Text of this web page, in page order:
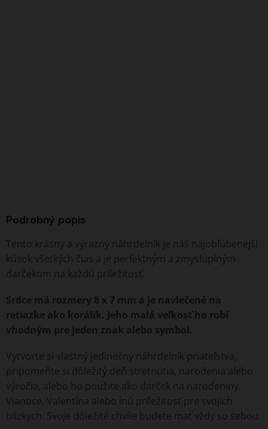
Podrobný popis
Tento krásny a výrazný náhrdelník je náš najobľúbenejší
kúsok všetkých čias a je perfektným a zmysluplným
darčekom na každú príležitosť.
Srdce má rozmery 8 x 7 mm a je navlečené na
retiazke ako korálik. Jeho malá veľkosť ho robí
vhodným pre jeden znak alebo symbol.
Vytvorte si vlastný jedinečný náhrdelník priateľstva,
pripomeňte si dôležitý deň stretnutia, narodenia alebo
výročia, alebo ho použite ako darček na narodeniny,
Vianoce, Valentína alebo inú príležitosť pre svojich
blízkych. Svoje dôležité chvíle budete mať vždy so sebou.